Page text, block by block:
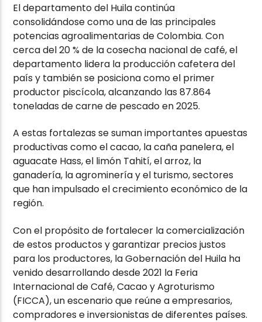
El departamento del Huila continúa
consolidándose como una de las principales
potencias agroalimentarias de Colombia. Con
cerca del 20 % de la cosecha nacional de café, el
departamento lidera la producción cafetera del
país y también se posiciona como el primer
productor piscícola, alcanzando las 87.864
toneladas de carne de pescado en 2025.
A estas fortalezas se suman importantes apuestas
productivas como el cacao, la caña panelera, el
aguacate Hass, el limón Tahití, el arroz, la
ganadería, la agrominería y el turismo, sectores
que han impulsado el crecimiento económico de la
región.
Con el propósito de fortalecer la comercialización
de estos productos y garantizar precios justos
para los productores, la Gobernación del Huila ha
venido desarrollando desde 2021 la Feria
Internacional de Café, Cacao y Agroturismo
(FICCA), un escenario que reúne a empresarios,
compradores e inversionistas de diferentes países.